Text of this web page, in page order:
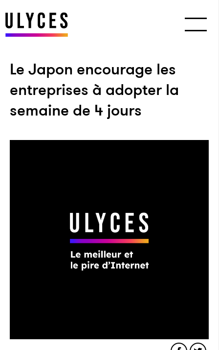
Le Japon encourage les
entreprises à adopter la
semaine de 4 jours